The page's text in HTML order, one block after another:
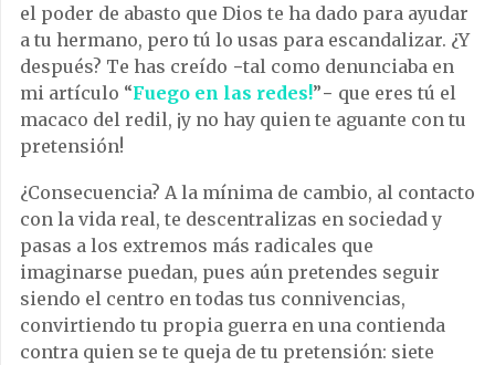
el poder de abasto que Dios te ha dado para ayudar
a tu hermano, pero tú lo usas para escandalizar. ¿Y
después? Te has creído −tal como denunciaba en
mi artículo “Fuego en las redes!”− que eres tú el
macaco del redil, ¡y no hay quien te aguante con tu
pretensión!
¿Consecuencia? A la mínima de cambio, al contacto
con la vida real, te descentralizas en sociedad y
pasas a los extremos más radicales que
imaginarse puedan, pues aún pretendes seguir
siendo el centro en todas tus connivencias,
convirtiendo tu propia guerra en una contienda
contra quien se te queja de tu pretensión: siete